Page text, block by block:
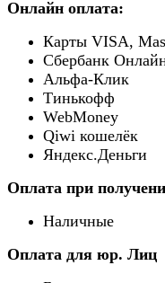
Онлайн оплата:
Карты VISA,
Сбербанк
Альфа-Клик
Тинькофф
WebMoney
Qiwi кошелёк
Яндекс.Деньги
Оплата при
Наличные
Оплата для юр. Лиц